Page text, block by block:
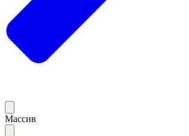
Массив